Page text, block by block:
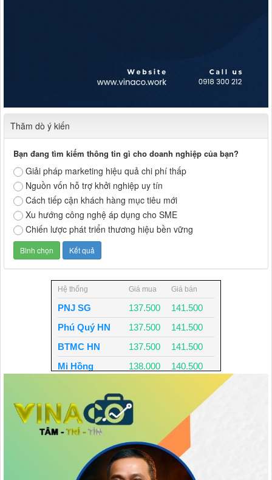
Thăm dò ý kiến
Bạn đang tìm kiếm thông tin gì cho doanh nghiệp của bạn?
Giải pháp marketing hiệu quả chi phí thấp
Nguồn vốn hỗ trợ khởi nghiệp uy tín
Cách tiếp cận khách hàng mục tiêu mới
Xu hướng công nghệ áp dụng cho SME
Chiến lược phát triển thương hiệu bền vững